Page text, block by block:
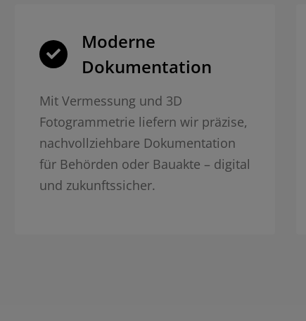
Moderne
Dokumentation
Mit Vermessung und 3D
Fotogrammetrie liefern wir präzise,
nachvollziehbare Dokumentation
für Behörden oder Bauakte – digital
und zukunftssicher.